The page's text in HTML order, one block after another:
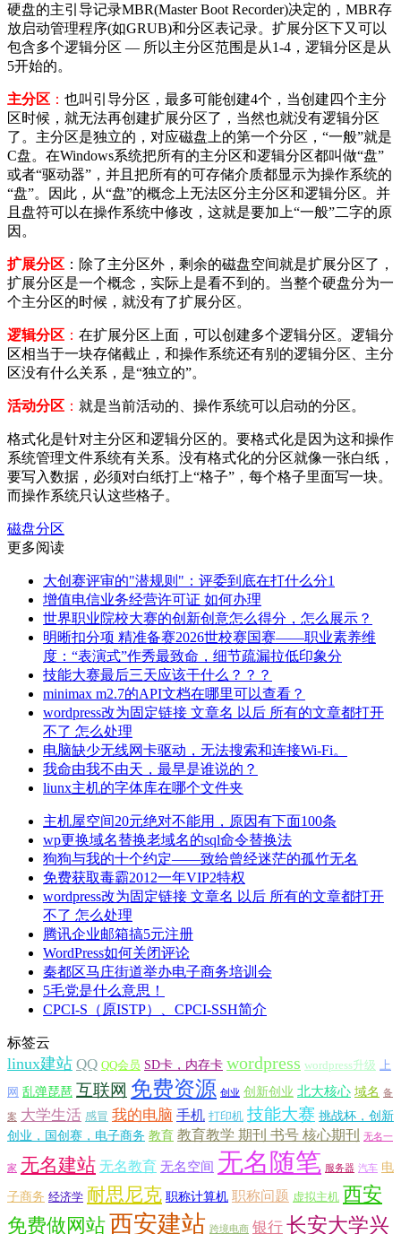
硬盘的主引导记录MBR(Master Boot Recorder)决定的，MBR存
放启动管理程序(如GRUB)和分区表记录。扩展分区下又可以
包含多个逻辑分区 — 所以主分区范围是从1-4，逻辑分区是从
5开始的。
主分区 ： 也叫引导分区，最多可能创建4个，当创建四个主分
区时候，就无法再创建扩展分区了，当然也就没有逻辑分区
了。主分区是独立的，对应磁盘上的第一个分区，“一般”就是
C盘。在Windows系统把所有的主分区和逻辑分区都叫做“盘”
或者“驱动器”，并且把所有的可存储介质都显示为操作系统的
“盘”。因此，从“盘”的概念上无法区分主分区和逻辑分区。并
且盘符可以在操作系统中修改，这就是要加上“一般”二字的原
因。
扩展分区 ：除了主分区外，剩余的磁盘空间就是扩展分区了，
扩展分区是一个概念，实际上是看不到的。当整个硬盘分为一
个主分区的时候，就没有了扩展分区。
逻辑分区 ： 在扩展分区上面，可以创建多个逻辑分区。逻辑分
区相当于一块存储截止，和操作系统还有别的逻辑分区、主分
区没有什么关系，是“独立的”。
活动分区 ： 就是当前活动的、操作系统可以启动的分区。
格式化是针对主分区和逻辑分区的。要格式化是因为这和操作
系统管理文件系统有关系。没有格式化的分区就像一张白纸，
要写入数据，必须对白纸打上“格子”，每个格子里面写一块。
而操作系统只认这些格子。
磁盘分区
更多阅读
大创赛评审的"潜规则"：评委到底在打什么分1
增值电信业务经营许可证 如何办理
世界职业院校大赛的创新创意怎么得分，怎么展示？
明晰扣分项 精准备赛2026世校赛国赛——职业素养维
度：“表演式”作秀最致命，细节疏漏拉低印象分
技能大赛最后三天应该干什么？？？
minimax m2.7的API文档在哪里可以查看？
wordpress改为固定链接 文章名 以后 所有的文章都打开
不了 怎么处理
电脑缺少无线网卡驱动，无法搜索和连接Wi-Fi。
我命由我不由天，最早是谁说的？
liunx主机的字体库在哪个文件夹
主机屋空间20元绝对不能用，原因有下面100条
wp更换域名替换老域名的sql命令替换法
狗狗与我的十个约定——致给曾经迷茫的孤竹无名
免费获取毒霸2012一年VIP2特权
wordpress改为固定链接 文章名 以后 所有的文章都打开
不了 怎么处理
腾讯企业邮箱搞5元注册
WordPress如何关闭评论
秦都区马庄街道举办电子商务培训会
5毛党是什么意思！
CPCI-S（原ISTP）、CPCI-SSH简介
标签云
linux建站 QQ QQ会员 SD卡，内存卡 wordpress wordpress升级 上
网 乱弹琵琶 互联网 免费资源 创业 创新创业 北大核心 域名 备
案 大学生活 感冒 我的电脑 手机 打印机 技能大赛 挑战杯，创新
创业，国创赛，电子商务 教育 教育教学 期刊 书号 核心期刊 无名一
家 无名建站 无名教育 无名空间 无名随笔 服务器 汽车 电
子商务 经济学 耐思尼克 职称计算机 职称问题 虚拟主机 西安
免费做网站西安建站 跨境电商 银行 长安大学兴